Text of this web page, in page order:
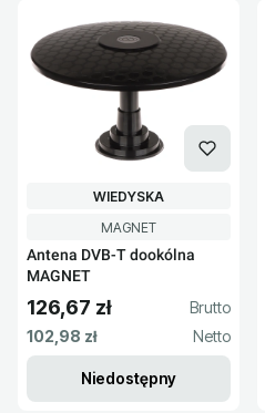
Kod produktu
MAGNET
Antena DVB-T dookólna
MAGNET
PRODUCENT
WIEDYSKA
Cena brutto
126,67 zł
Cena netto
102,98 zł
Niedostępny